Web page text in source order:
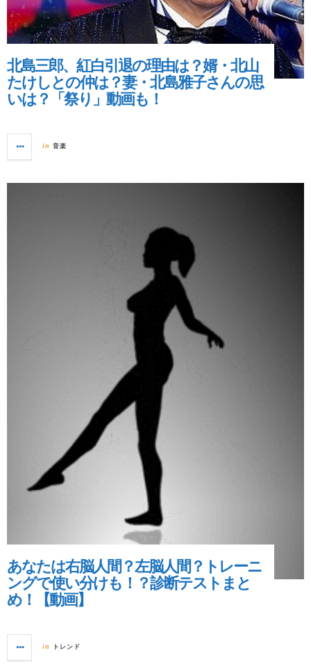
北島三郎、紅白引退の理由は？婿・北山
たけしとの仲は？妻・北島雅子さんの思
いは？「祭り」動画も！
in 音楽
あなたは右脳人間？左脳人間？トレーニ
ングで使い分けも！？診断テストまと
め！【動画】
in トレンド